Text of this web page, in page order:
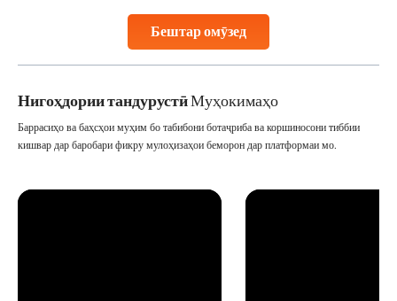
Бештар омӯзед
Studies, such as one published
Нигоҳдории тандурустӣМуҳокимаҳо
Баррасиҳо ва баҳсҳои муҳим бо табибони ботаҷриба ва коршиносони тиббии
кишвар дар баробари фикру мулоҳизаҳои беморон дар платформаи мо.